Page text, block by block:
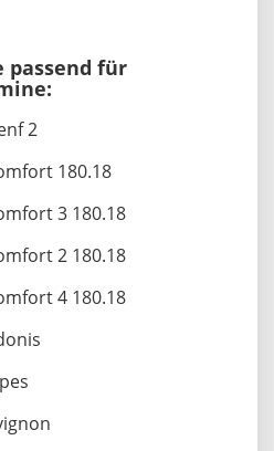
passend für
2
180.18
3 180.18
2 180.18
4 180.18